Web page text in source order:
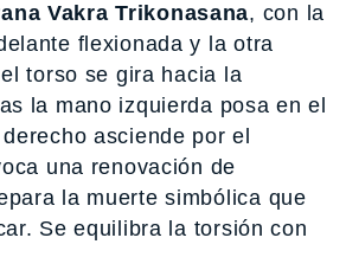
Vakra Trikonasana, con la
flexionada y la otra
torso se gira hacia la
la mano izquierda posa en el
asciende por el
una renovación de
la muerte simbólica que
Se equilibra la torsión con